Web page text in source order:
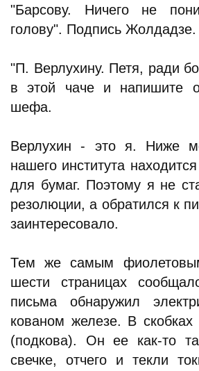
"Барсову. Ничего не
голову". Подпись Жолдадзе.
"П. Верлухину. Петя, ради
в этой чаче и напишите
шефа.
Верлухин - это я. Ниже
нашего института
для бумаг. Поэтому я не
резолюции, а обратился к
заинтересовало.
Тем же самым
шести страницах
письма обнаружил
кованом железе. В
(подкова). Он ее как-то
свечке, отчего и текли